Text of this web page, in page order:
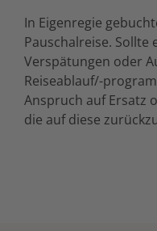
In Eigenregie
Pauschalreise. Sollte
Verspätungen oder
Reiseablauf/-
Anspruch auf Ersatz
die auf diese